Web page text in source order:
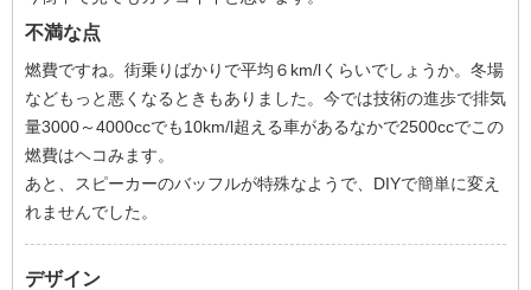
不満な点
燃費ですね。街乗りばかりで平均６km/lくらいでしょうか。冬場
などもっと悪くなるときもありました。今では技術の進歩で排気
量3000～4000ccでも10km/l超える車があるなかで2500ccでこの
燃費はヘコみます。
あと、スピーカーのバッフルが特殊なようで、DIYで簡単に変え
れませんでした。
デザイン